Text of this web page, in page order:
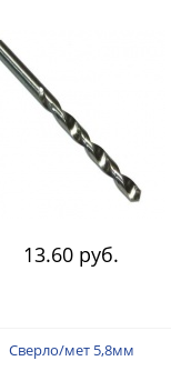
13.60 руб.
Сверло/мет 5,8мм